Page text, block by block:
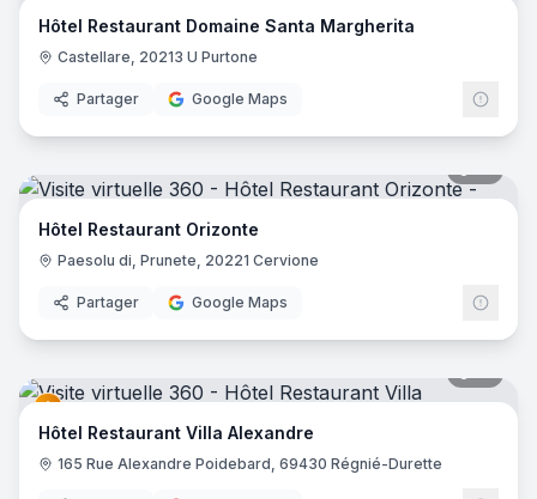
Hôtel Restaurant Domaine Santa Margherita
Castellare, 20213 U Purtone
Partager Google Maps
Hôtel Restaurant Orizonte
Paesolu di, Prunete, 20221 Cervione
Partager Google Maps
Hôtel Restaurant Villa Alexandre
165 Rue Alexandre Poidebard, 69430 Régnié-Durette